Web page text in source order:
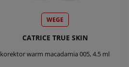
WEGE
CATRICE TRUE SKIN
korektor warm macadamia 005, 4.5 ml